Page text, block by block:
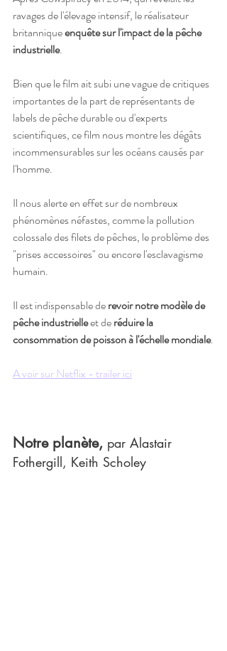
ravages de l'élevage intensif, le réalisateur
britannique enquête sur l'impact de la pêche
industrielle.
Bien que le film ait subi une vague de critiques
importantes de la part de représentants de
labels de pêche durable ou d'experts
scientifiques, ce film nous montre les dégâts
incommensurables sur les océans causés par
l'homme.
Il nous alerte en effet sur de nombreux
phénomènes néfastes, comme la pollution
colossale des filets de pêches, le problème des
"prises accessoires" ou encore l'esclavagisme
humain.
Il est indispensable de revoir notre modèle de
pêche industrielle et de réduire la
consommation de poisson à l'échelle mondiale.
A voir sur Netflix - trailer ici
Notre planète, par Alastair
Fothergill, Keith Scholey